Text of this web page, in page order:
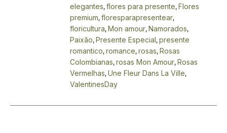
elegantes, flores para presente, Flores
premium, floresparapresentear,
floricultura, Mon amour, Namorados,
Paixão, Presente Especial, presente
romantico, romance, rosas, Rosas
Colombianas, rosas Mon Amour, Rosas
Vermelhas, Une Fleur Dans La Ville,
ValentinesDay